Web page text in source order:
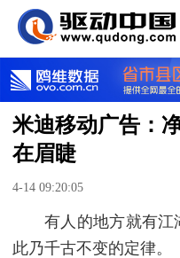
米迪移动广告：
在眉睫
4-14 09:20:05
有人的地方就有江
此乃千古不变的定律。